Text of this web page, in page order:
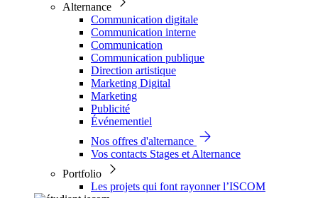
Alternance
Communication digitale
Communication interne
Communication
Communication publique
Direction artistique
Marketing Digital
Marketing
Publicité
Événementiel
Nos offres d'alternance
Vos contacts Stages et Alternance
Portfolio
Les projets qui font rayonner l’ISCOM